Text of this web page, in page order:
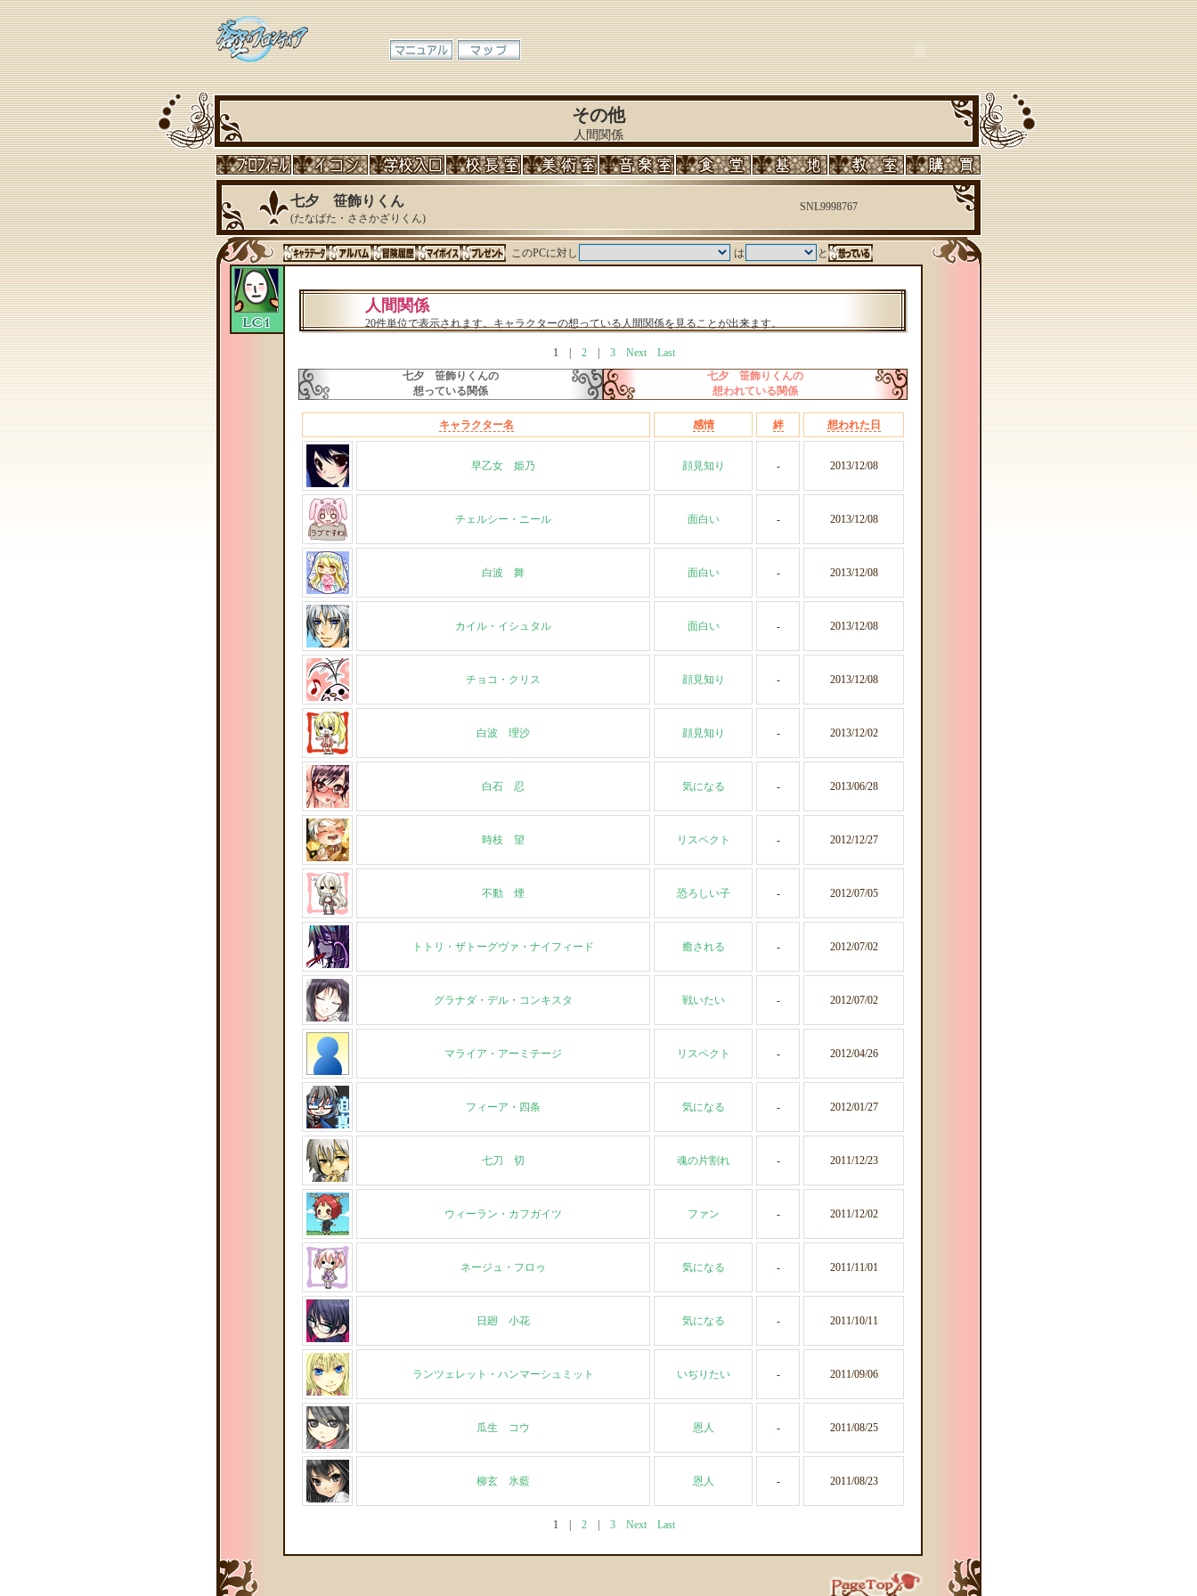
その他
人間関係
七夕 笹飾りくん
(たなばた・ささかざりくん)
SNL9998767
このPCに対し は と
人間関係
20件単位で表示されます。キャラクターの想っている人間関係を見ることが出来ます。
1 2| 3 Next
Last
七夕 笹飾りくんの
想っている関係
七夕 笹飾りくんの
想われている関係
キャラクター名 感情 絆 想われた日
早乙女 姫乃 顔見知り - 2013/12/08
チェルシー・ニール 面白い - 2013/12/08
白波 舞 面白い - 2013/12/08
カイル・イシュタル 面白い - 2013/12/08
チョコ・クリス 顔見知り - 2013/12/08
白波 理沙 顔見知り - 2013/12/02
白石 忍 気になる - 2013/06/28
時枝 望 リスペクト - 2012/12/27
不動 煙 恐ろしい子 - 2012/07/05
トトリ・ザトーグヴァ・ナイフィード 癒される - 2012/07/02
グラナダ・デル・コンキスタ 戦いたい - 2012/07/02
マライア・アーミテージ リスペクト - 2012/04/26
フィーア・四条 気になる - 2012/01/27
七刀 切 魂の片割れ - 2011/12/23
ウィーラン・カフガイツ ファン - 2011/12/02
ネージュ・フロゥ 気になる - 2011/11/01
日廻 小花 気になる - 2011/10/11
ランツェレット・ハンマーシュミット いぢりたい - 2011/09/06
瓜生 コウ 恩人 - 2011/08/25
柳玄 氷藍 恩人 - 2011/08/23
1 2| 3 Next Last